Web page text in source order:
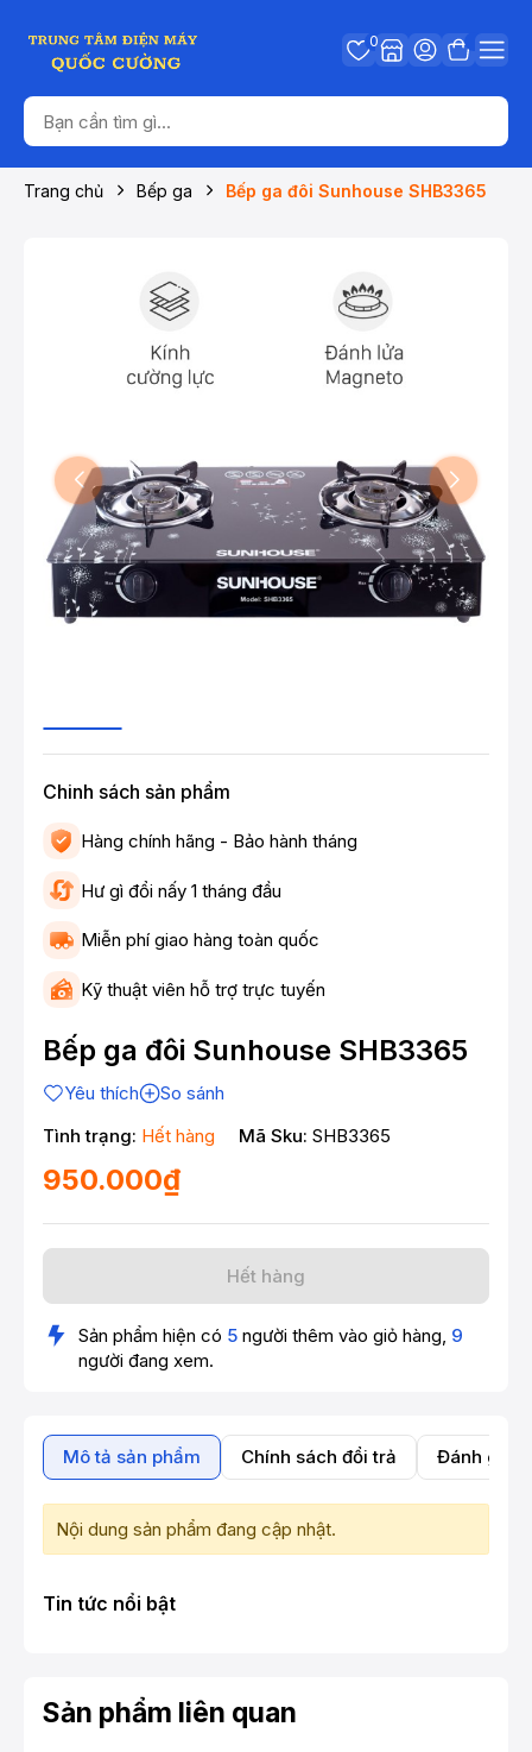
0
Trang chủ Bếp ga Bếp ga đôi Sunhouse SHB3365
Chinh sách sản phẩm
Hàng chính hãng - Bảo hành tháng
Hư gì đổi nấy 1 tháng đầu
Miễn phí giao hàng toàn quốc
Kỹ thuật viên hỗ trợ trực tuyến
Bếp ga đôi Sunhouse SHB3365
Yêu thích
So sánh
Tình trạng: Hết hàng Mã Sku: SHB3365
950.000₫
Hết hàng
Sản phẩm hiện có 5 người thêm vào giỏ hàng, 9
người đang xem.
Mô tả sản phẩm Chính sách đổi trả Đánh giá
Nội dung sản phẩm đang cập nhật.
Tin tức nổi bật
Sản phẩm liên quan